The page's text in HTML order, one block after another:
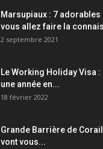
Marsupiaux : 7
vous allez faire la
2 septembre 2021
Le Working Holiday Visa
une année en...
18 février 2022
Grande Barrière de
vont vous...